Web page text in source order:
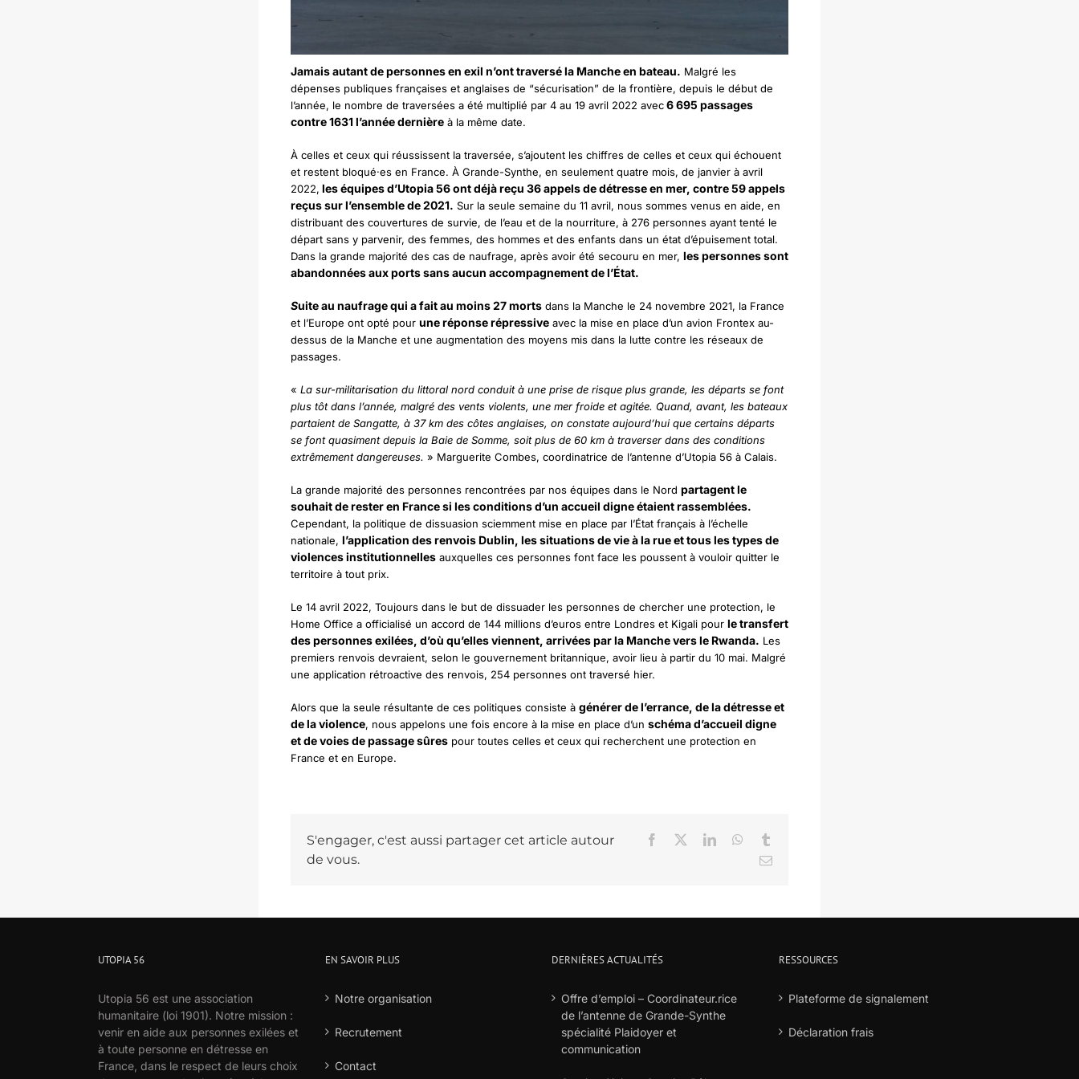
Jamais autant de personnes en exil n’ont traversé la Manche en bateau. Malgré les
dépenses publiques françaises et anglaises de “sécurisation” de la frontière, depuis le début de
l’année, le nombre de traversées a été multiplié par 4 au 19 avril 2022 avec6 695 passages
contre 1631 l’année dernière à la même date.
À celles et ceux qui réussissent la traversée, s’ajoutent les chiffres de celles et ceux qui échouent
et restent bloqué·es en France. À Grande-Synthe, en seulement quatre mois, de janvier à avril
2022, les équipes d’Utopia 56 ont déjà reçu 36 appels de détresse en mer, contre 59 appels
reçus sur l’ensemble de 2021. Sur la seule semaine du 11 avril, nous sommes venus en aide, en
distribuant des couvertures de survie, de l’eau et de la nourriture, à 276 personnes ayant tenté le
départ sans y parvenir, des femmes, des hommes et des enfants dans un état d’épuisement total.
Dans la grande majorité des cas de naufrage, après avoir été secouru en mer, les personnes sont
abandonnées aux ports sans aucun accompagnement de l’État.
Suite au naufrage qui a fait au moins 27 morts dans la Manche le 24 novembre 2021, la France
et l’Europe ont opté pour une réponse répressive avec la mise en place d’un avion Frontex au-
dessus de la Manche et une augmentation des moyens mis dans la lutte contre les réseaux de
passages.
« La sur-militarisation du littoral nord conduit à une prise de risque plus grande, les départs se font
plus tôt dans l’année, malgré des vents violents, une mer froide et agitée. Quand, avant, les bateaux
partaient de Sangatte, à 37 km des côtes anglaises, on constate aujourd’hui que certains départs
se font quasiment depuis la Baie de Somme, soit plus de 60 km à traverser dans des conditions
extrêmement dangereuses. » Marguerite Combes, coordinatrice de l’antenne d’Utopia 56 à Calais.
La grande majorité des personnes rencontrées par nos équipes dans le Nord partagent le
souhait de rester en France si les conditions d’un accueil digne étaient rassemblées.
Cependant, la politique de dissuasion sciemment mise en place par l’État français à l’échelle
nationale, l’application des renvois Dublin, les situations de vie à la rue et tous les types de
violences institutionnelles auxquelles ces personnes font face les poussent à vouloir quitter le
territoire à tout prix.
Le 14 avril 2022, Toujours dans le but de dissuader les personnes de chercher une protection, le
Home Office a officialisé un accord de 144 millions d’euros entre Londres et Kigali pour le transfert
des personnes exilées, d’où qu’elles viennent, arrivées par la Manche vers le Rwanda. Les
premiers renvois devraient, selon le gouvernement britannique, avoir lieu à partir du 10 mai. Malgré
une application rétroactive des renvois, 254 personnes ont traversé hier.
Alors que la seule résultante de ces politiques consiste à générer de l’errance, de la détresse et
de la violence, nous appelons une fois encore à la mise en place d’un schéma d’accueil digne
et de voies de passage sûres pour toutes celles et ceux qui recherchent une protection en
France et en Europe.
S'engager, c'est aussi partager cet article autour
de vous.
Facebook LinkedInWhatsApp
Email
UTOPIA 56
Utopia 56 est une association
humanitaire (loi 1901). Notre mission :
venir en aide aux personnes exilées et
à toute personne en détresse en
France, dans le respect de leurs choix
EN SAVOIR PLUS
Notre organisation
Recrutement
Contact
DERNIÈRES ACTUALITÉS
Offre d’emploi – Coordinateur.rice
de l’antenne de Grande-Synthe
spécialité Plaidoyer et
communication
RESSOURCES
Plateforme de signalement
Déclaration frais